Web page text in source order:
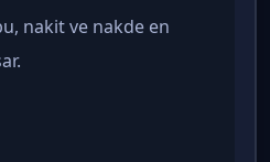
nakit ve nakde en